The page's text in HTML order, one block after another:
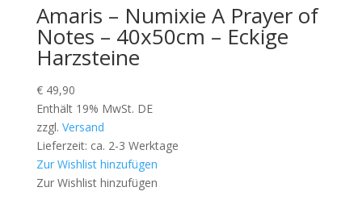
Amaris – Numixie A Prayer of
Notes – 40x50cm – Eckige
Harzsteine
€49,90
Enthält 19% MwSt. DE
zzgl. Versand
Lieferzeit: ca. 2-3 Werktage
Zur Wishlist hinzufügen
Zur Wishlist hinzufügen